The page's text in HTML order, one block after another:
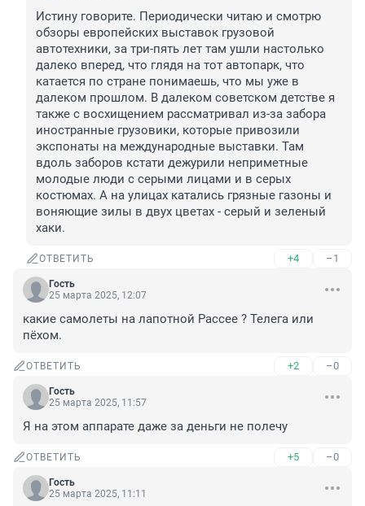
Истину говорите. Периодически читаю и смотрю
обзоры европейских выставок грузовой
автотехники, за три-пять лет там ушли настолько
далеко вперед, что глядя на тот автопарк, что
катается по стране понимаешь, что мы уже в
далеком прошлом. В далеком советском детстве я
также с восхищением рассматривал из-за забора
иностранные грузовики, которые привозили
экспонаты на международные выставки. Там
вдоль заборов кстати дежурили неприметные
молодые люди с серыми лицами и в серых
костюмах. А на улицах катались грязные газоны и
воняющие зилы в двух цветах - серый и зеленый
хаки.
ОТВЕТИТЬ +4 –1
Гость
25 марта 2025, 12:07
какие самолеты на лапотной Рассее ? Телега или
пёхом.
ОТВЕТИТЬ +2 –0
Гость
25 марта 2025, 11:57
Я на этом аппарате даже за деньги не полечу
ОТВЕТИТЬ +5 –0
Гость
25 марта 2025, 11:11